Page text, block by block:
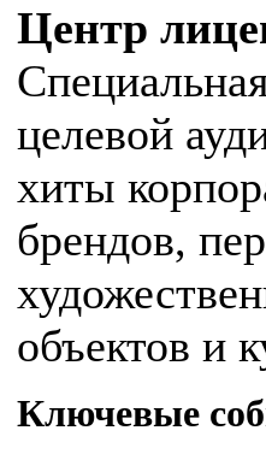
Центр
целевой
хиты
брендов,
объектов и
Ключевые